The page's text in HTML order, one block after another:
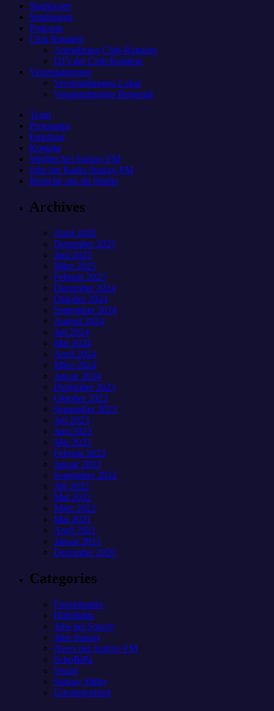
Studiocam
Sendungen
Podcasts
Club Rotation
Anmeldung Club-Rotation
DJ’s der Club Rotation
Veranstaltungen
Veranstaltungen Lokal
Veranstaltungen Regional
Team
Programm
Empfang
Kontakt
Werben bei Sunray-FM
Jobs bei Radio Sunray-FM
Besuche uns im Studio
Archives
April 2026
Dezember 2025
Juni 2025
März 2025
Februar 2025
Dezember 2024
Oktober 2024
September 2024
August 2024
Juli 2024
Mai 2024
April 2024
März 2024
Januar 2024
Dezember 2023
Oktober 2023
September 2023
Juli 2023
Juni 2023
Mai 2023
Februar 2023
Januar 2023
September 2022
Juli 2022
Mai 2022
März 2022
Mai 2021
April 2021
Januar 2021
Dezember 2020
Categories
Freizeitparks
Highlights
Jobs bei Sunray
Jobs Sunray
News bei Sunray-FM
SchoBiPa
Sozial
Sunray Slider
Uncategorized